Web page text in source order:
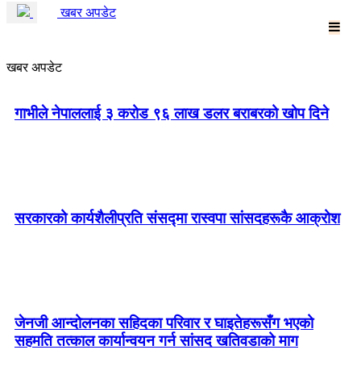
खबर अपडेट
खबर अपडेट
गाभीले नेपाललाई ३ करोड ९६ लाख डलर बराबरको खोप दिने
सरकारको कार्यशैलीप्रति संसद्‍मा रास्वपा सांसदहरूकै आक्रोश
जेनजी आन्दोलनका सहिदका परिवार र घाइतेहरूसँग भएको
सहमति तत्काल कार्यान्वयन गर्न सांसद खतिवडाको माग